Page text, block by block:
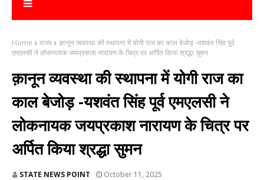
Home राज्य
क़ानून व्यवस्था की स्थापना में योगी राज का काल बेजोड़ -यशवंत सिंह पूर्व
एमएलसी ने लोकनायक जयप्रकाश नारायण के चित्र पर अर्पित किया श्रद्धा सुमन
क़ानून व्यवस्था की स्थापना में योगी राज का
काल बेजोड़ -यशवंत सिंह पूर्व एमएलसी ने
लोकनायक जयप्रकाश नारायण के चित्र पर
अर्पित किया श्रद्धा सुमन
STATE NEWS POINT October 11, 2025